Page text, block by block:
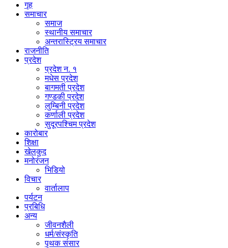
गृह
समाचार
समाज
स्थानीय समाचार
अन्तरास्ट्रिय समाचार
राजनीति
प्रदेश
प्रदेश न. १
मधेस प्रदेश
बागमती प्रदेश
गण्डकी प्रदेश
लुम्बिनी प्रदेश
कर्णाली प्रदेश
सुदूरपश्चिम प्रदेश
कारोबार
शिक्षा
खेलकुद
मनोरंजन
भिडियो
विचार
वार्तालाप
पर्यटन
प्रबिधि
अन्य
जीवनशैली
धर्म/संस्कृति
पृथक संसार